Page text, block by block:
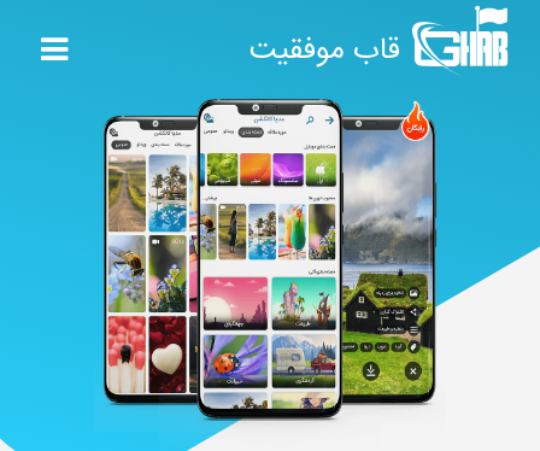
قاب موفقیت